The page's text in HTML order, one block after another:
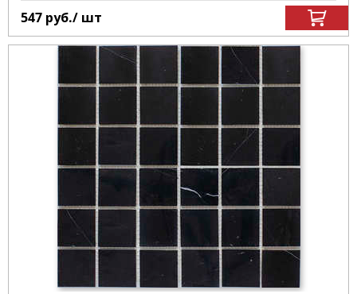
547 руб./ шт